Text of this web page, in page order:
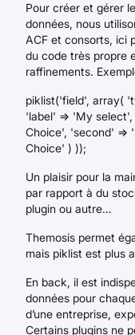
Pour créer et gérer
données, nous
ACF et consorts, ici
du code très propre
raffinements.
piklist('field', array(
'label' => 'My
Choice', 'second' =>
Choice' ) ));
Un plaisir pour la
par rapport à du
plugin ou autre…
Themosis permet
mais piklist est plus
En back, il est
données pour
d’une entreprise,
Certains plugins ne